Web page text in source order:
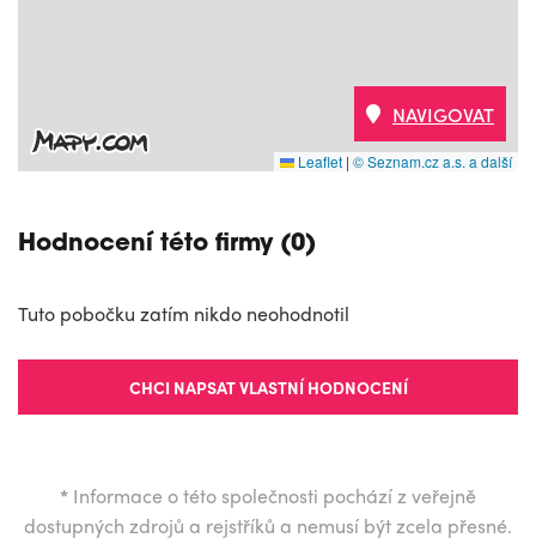
Leaflet | © Seznam.cz a.s. a další
NAVIGOVAT
Hodnocení této firmy (0)
Tuto pobočku zatím nikdo neohodnotil
CHCI NAPSAT VLASTNÍ HODNOCENÍ
* Informace o této společnosti pochází z veřejně
dostupných zdrojů a rejstříků a nemusí být zcela přesné.